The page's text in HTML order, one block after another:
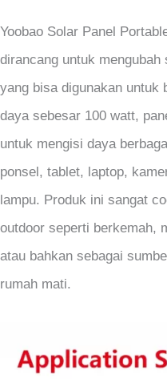
Yoobao Solar Panel
dirancang untuk
yang bisa digunakan untuk
daya sebesar 100 watt,
untuk mengisi daya
ponsel, tablet, laptop,
lampu. Produk ini sangat
outdoor seperti berkemah,
atau bahkan sebagai
rumah mati.